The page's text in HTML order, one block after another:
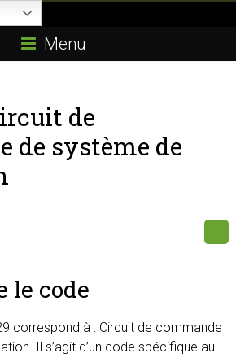
Menu
de
de système de
le code
correspond à : Circuit de commande
Il s’agit d’un code spécifique au